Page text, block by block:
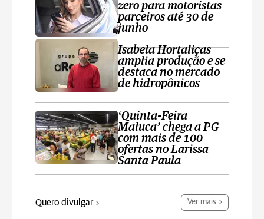
zero para motoristas
parceiros até 30 de
junho
Isabela Hortaliças
amplia produção e se
destaca no mercado
de hidropônicos
‘Quinta-Feira
Maluca’ chega a PG
com mais de 100
ofertas no Larissa
Santa Paula
Quero divulgar Ver mais